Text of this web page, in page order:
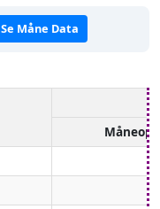
Se Måne Data